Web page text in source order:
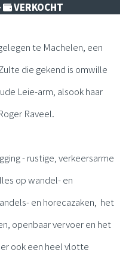
VERKOCHT
te Machelen, een
die gekend is omwille
Leie-arm, alsook haar
Raveel.
- rustige, verkeersarme
op wandel- en
en horecazaken, het
openbaar vervoer en het
ook een heel vlotte